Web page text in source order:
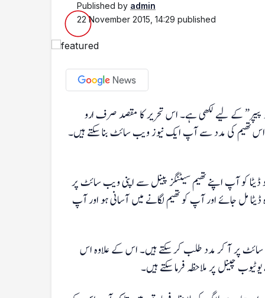
Published by admin
22 November 2015, 14:29 published
پیپر” کے لیے لکھی ہے۔ اس تحریر کا مقصد صرف ارو
تھیم کی مدد سے آپ ایک نیوز ویب سائٹ بنا سکتے ہیں۔
کو آپ اپنے تھیم سیٹنگز پینل سے اپنی ویب سائٹ پر
مل جائے اور آپ کو تھیم لگانے میں آسانی ہو اور آپ
پر آ کر مدد طلب کر سکتے ہیں۔ اس کے علاوہ اس
چینل پر ملاحظہ فرما سکتے ہیں۔